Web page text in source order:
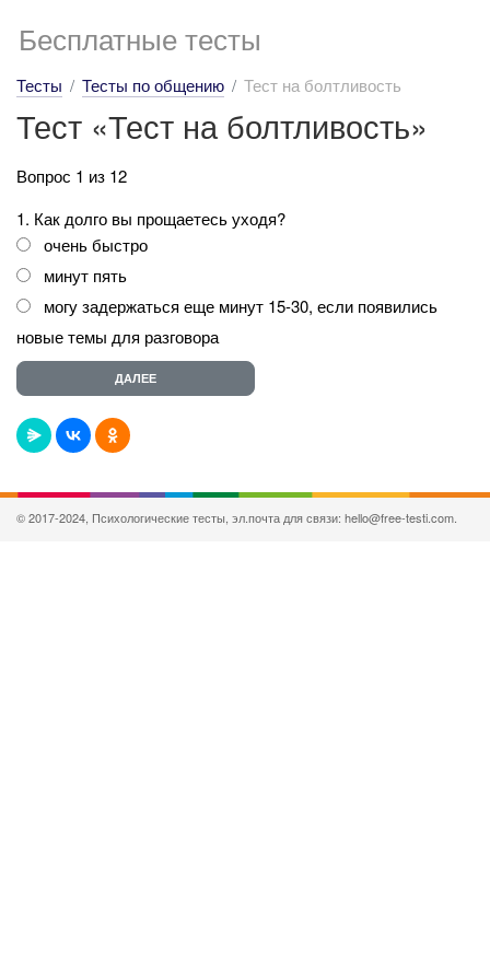
Бесплатные тесты
Тесты Тесты по общению Тест на болтливость
Тест «Тест на болтливость»
Вопрос 1 из 12
1. Как долго вы прощаетесь уходя?
очень быстро
минут пять
могу задержаться еще минут 15-30, если появились
новые темы для разговора
© 2017-2024, Психологические тесты, эл.почта для связи: hello@free-testi.com.